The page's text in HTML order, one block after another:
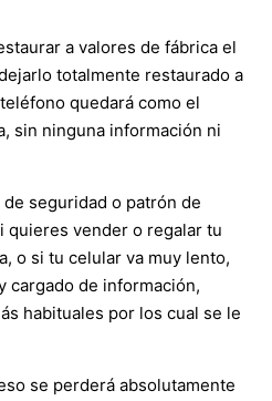
a valores de fábrica el
totalmente restaurado a
quedará como el
sin ninguna información ni
seguridad o patrón de
quieres vender o regalar tu
o si tu celular va muy lento,
cargado de información,
habituales por los cual se le
se perderá absolutamente